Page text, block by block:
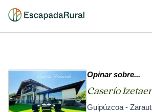
Opinar sobre...
Caserío
Guipúzcoa -